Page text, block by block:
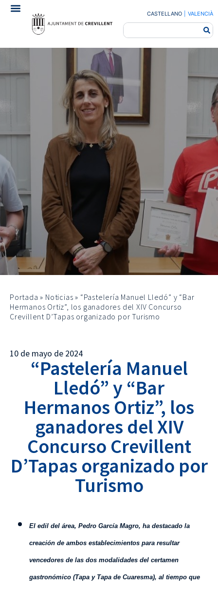
CASTELLANO VALENCIÀ
Portada » Noticias » “Pastelería Manuel Lledó” y “Bar
Hermanos Ortiz”, los ganadores del XIV Concurso
Crevillent D’Tapas organizado por Turismo
10 de mayo de 2024
“Pastelería Manuel
Lledó” y “Bar
Hermanos Ortiz”, los
ganadores del XIV
Concurso Crevillent
D’Tapas organizado por
Turismo
El edil del área, Pedro García Magro, ha destacado la
creación de ambos establecimientos para resultar
vencedores de las dos modalidades del certamen
gastronómico (Tapa y Tapa de Cuaresma), al tiempo que